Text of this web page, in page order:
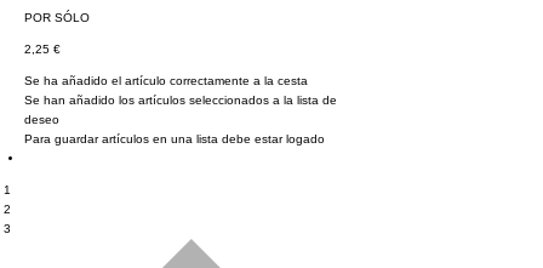
POR SÓLO
2,25 €
Se ha añadido el artículo correctamente a la cesta
Se han añadido los artículos seleccionados a la lista de
deseo
Para guardar artículos en una lista debe estar logado
1
2
3